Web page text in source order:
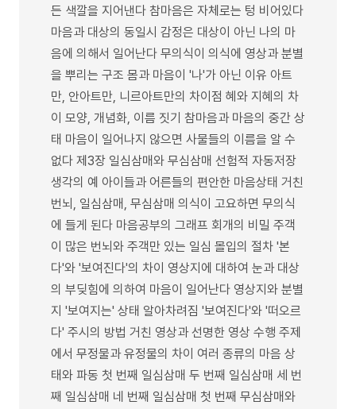
든 색깔을 지어낸다 참마음은 자체로는 텅 비어있다
마음과 대상의 동일시 감정은 대상이 아닌 나의 마
음에 의해서 일어난다 무의식이 의식에 영상과 분별
을 뿌리는 구조 몸과 마음이 '나'가 아닌 이유 아트
만, 안아트만, 니르아트만의 차이점 혜와 지혜의 차
이 모양, 개념화, 이름 짓기 참마음과 마음의 중간 상
태 마음이 일어나지 않으면 사물들의 이름을 알 수
없다 제3장 일심삼매와 무심삼매 선험적 자동저장
생각의 예 아이들과 어른들의 편안한 마음상태 거친
번뇌, 일심삼매, 무심삼매 의식이 고요하면 무의식
에 들게 된다 마음공부의 그래프 회개의 비밀 주객
이 많은 번뇌와 주객만 있는 일심 몰입의 절차 '본
다'와 '보여진다'의 차이 영상지에 대하여 눈과 대상
의 부딪힘에 의하여 마음이 일어난다 영상지와 분별
지 '보여지는' 상태 알아차려짐 '보여진다'와 '떠오르
다' 주시의 방법 거친 영상과 선명한 영상 수행 주제
에서 무정물과 유정물의 차이 여러 종류의 마음 상
태와 파동 첫 번째 일심삼매 두 번째 일심삼매 세 번
째 일심삼매 네 번째 일심삼매 첫 번째 무심삼매와